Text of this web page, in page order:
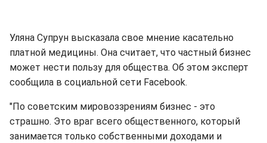
Уляна Супрун высказала свое мнение касательно
платной медицины. Она считает, что частный бизнес
может нести пользу для общества. Об этом эксперт
сообщила в социальной сети Facebook.
"По советским мировоззрениям бизнес - это
страшно. Это враг всего общественного, который
занимается только собственными доходами и